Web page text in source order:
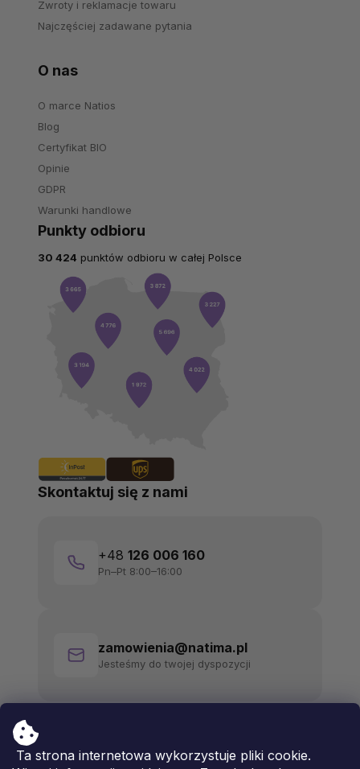
Ta strona internetowa wykorzystuje pliki cookie.
Zwroty i reklamacje towaru
Najczęściej zadawane pytania
O nas
O marce Natios
Blog
Certyfikat BIO
Opinie
GDPR
Warunki handlowe
Skontaktuj się z nami
+48 126 006 160
Pn–Pt 8:00–16:00
zamowienia@natima.pl
Jesteśmy do twojej dyspozycji
Punkty odbioru
30 424 punktów odbioru w całej Polsce